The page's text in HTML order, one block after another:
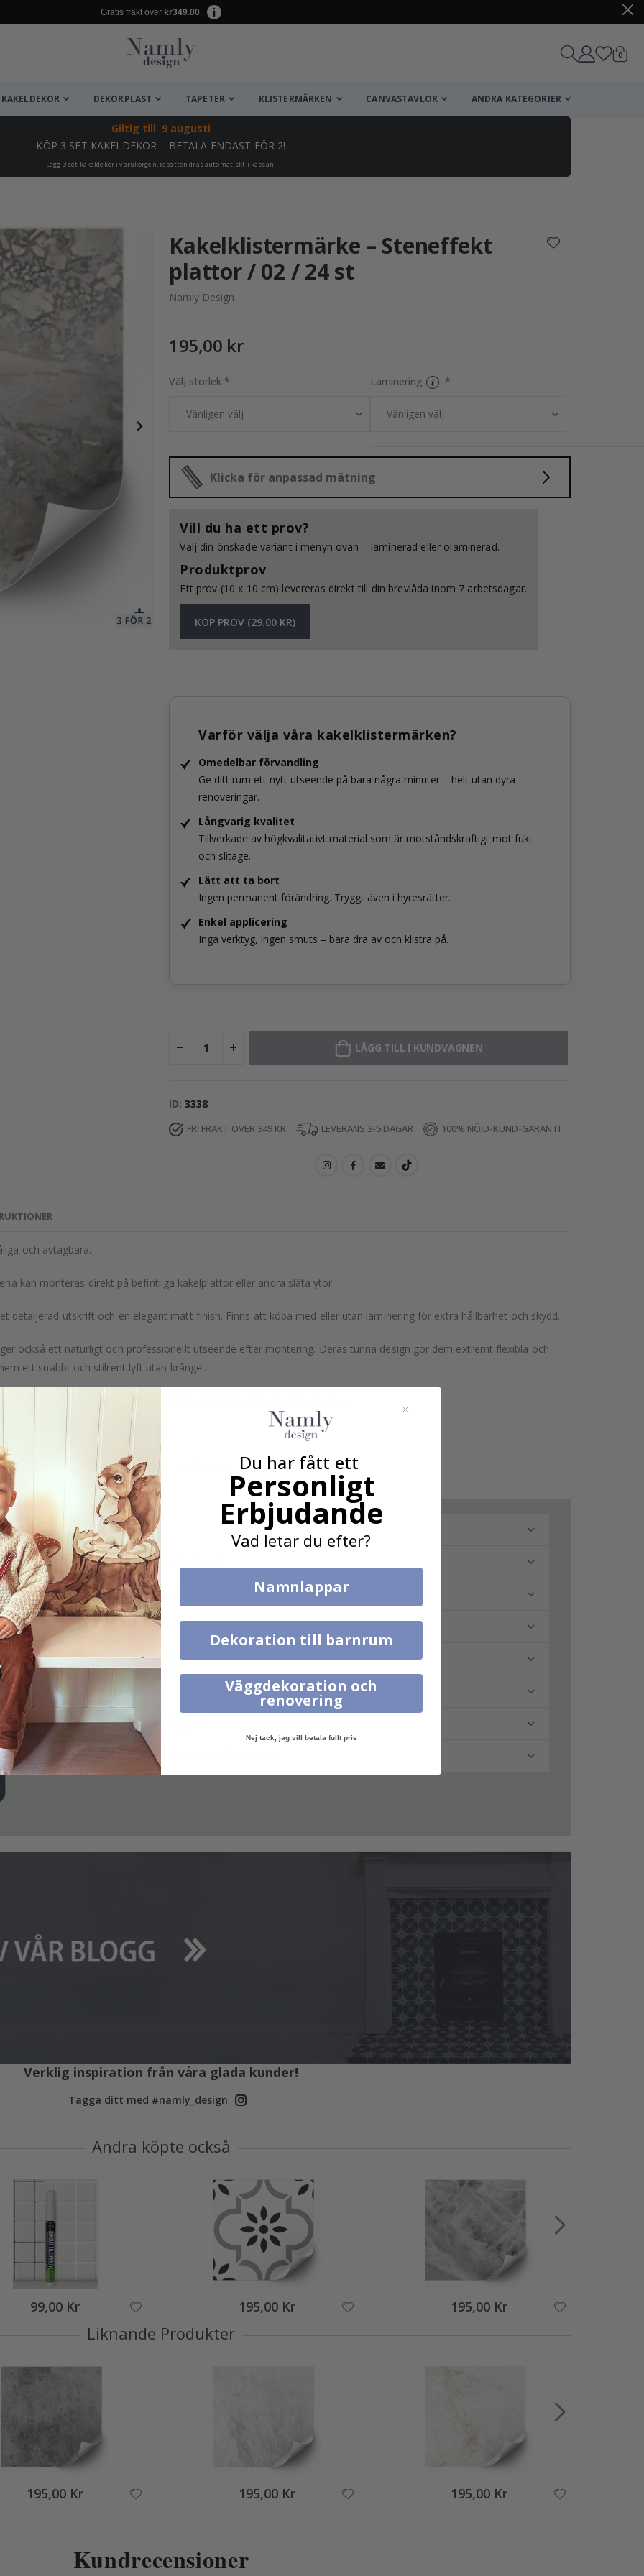
Gratis frakt över kr349.00.
0
KAKELDEKOR DEKORPLAST TAPETER KLISTERMÄRKEN CANVASTAVLOR ANDRA KATEGORIER
Giltig till 9 augusti
KÖP 3 SET KAKELDEKOR – BETALA ENDAST FÖR 2!
Lägg 3 set kakeldekor i varukorgen, rabatten dras automatiskt i kassan!
✔
/ 24 st
Kakelklistermärke – Steneffekt
plattor / 02 / 24 st
Namly Design
195,00 kr
Välj storlek Laminering
Klicka för anpassad mätning
Vill du ha ett prov?
Välj din önskade variant i menyn ovan – laminerad eller olaminerad.
Produktprov
Ett prov (10 x 10 cm) levereras direkt till din brevlåda inom 7 arbetsdagar.
KÖP PROV (29.00 KR)
Varför välja våra kakelklistermärken?
Omedelbar förvandling
Ge ditt rum ett nytt utseende på bara några minuter – helt utan dyra
renoveringar.
Långvarig kvalitet
Tillverkade av högkvalitativt material som är motståndskraftigt mot fukt
och slitage.
Lätt att ta bort
Ingen permanent förändring. Tryggt även i hyresrätter.
Enkel applicering
Inga verktyg, ingen smuts – bara dra av och klistra på.
LÄGG TILL I KUNDVAGNEN
ID 3338
FRI FRAKT ÖVER 349 KR LEVERANS 3-5 DAGAR 100% NÖJD-KUND-GARANTI
och avtagbara.
kan monteras direkt på befintliga kakelplattor eller andra släta ytor.
detaljerad utskrift och en elegant matt finish. Finns att köpa med eller utan laminering för extra hållbarhet och skydd.
också ett naturligt och professionellt utseende efter montering. Deras tunna design gör dem extremt flexibla och
ett snabbt och stilrent lyft utan krångel.
beställning" för att beställa i specialmått som passar dina behov.
specialanpassningar, vänligen kontakta oss.
Vad är kakeldekor?
Fungerar dekoren i kök eller badrum?
På vilka ytor kan jag sätta kakeldekoren?
Hur applicerar jag kakeldekoren?
Hur levereras kakeldekoren?
Hur rengör jag ytan?
Vad gör jag om jag har fler frågor?
Kan man ta bort kakeldekor utan att få märken?
Verklig inspiration från våra glada kunder!
Tagga ditt med #namly_design
Andra köpte också
99,00 Kr 195,00 Kr 195,00 Kr
Liknande Produkter
195,00 Kr 195,00 Kr 195,00 Kr
Kundrecensioner
Du har fått ett
Personligt
Erbjudande
Vad letar du efter?
Namnlappar
Dekoration till barnrum
Väggdekoration och
renovering
Nej tack, jag vill betala fullt pris